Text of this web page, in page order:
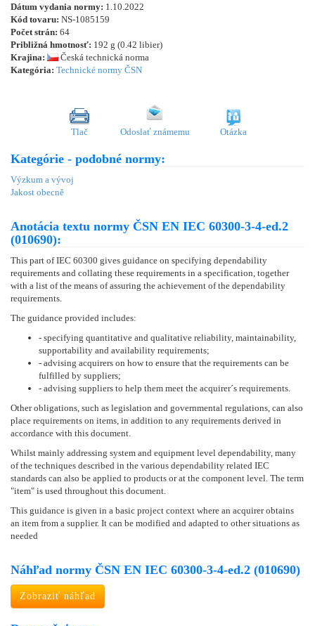
Dátum vydania normy: 1.10.2022
Kód tovaru: NS-1085159
Počet strán: 64
Približná hmotnosť: 192 g (0.42 libier)
Krajina:
Česká technická norma
Kategória: Technické normy ČSN
Tlač Odoslať známemu Otázka
Kategórie - podobné normy:
Výzkum a vývoj
Jakost obecně
Anotácia textu normy ČSN EN IEC 60300-3-4-ed.2
(010690):
This part of IEC 60300 gives guidance on specifying dependability
requirements and collating these requirements in a specification, together
with a list of the means of assuring the achievement of the dependability
requirements.
The guidance provided includes:
- specifying quantitative and qualitative reliability, maintainability,
supportability and availability requirements;
- advising acquirers on how to ensure that the requirements can be
fulfilled by suppliers;
- advising suppliers to help them meet the acquirer´s requirements.
Other obligations, such as legislation and governmental regulations, can also
place requirements on items, in addition to any requirements derived in
accordance with this document.
Whilst mainly addressing system and equipment level dependability, many
of the techniques described in the various dependability related IEC
standards can also be applied to products or at the component level. The term
"item" is used throughout this document.
This guidance is given in a basic project context where an acquirer obtains
an item from a supplier. It can be modified and adapted to other situations as
needed
Náhľad normy ČSN EN IEC 60300-3-4-ed.2 (010690)
Zobraziť náhľad